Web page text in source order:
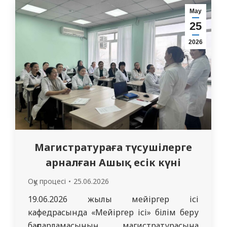
мамандығының екінші курс
резиденттеріне арналған «Ұрық
кардиотокографиясы» тақырыбында
жазғы мектеп өткізді. Мектеп аралас
форматта өтті: Өскемен резиденттеріне
оффлайн және Семей…
Мау
25
2026
Магистратураға түсушілерге
арналған Ашық есік күні
Оқу процесі 25.06.2026
19.06.2026 жылы мейіргер ісі
кафедрасында «Мейіргер ісі» білім беру